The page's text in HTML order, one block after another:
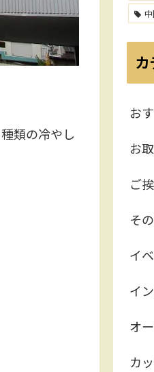
類の冷やし
カ
お
お
ご
そ
イ
イ
オ
カ